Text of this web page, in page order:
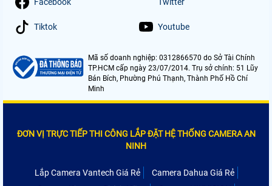
Tiktok Youtube
Mã số doanh nghiệp: 0312866570 do Sở Tài Chính
TP.HCM cấp ngày 23/07/2014. Trụ sở chính: 51 Lũy
Bán Bích, Phường Phú Thạnh, Thành Phố Hồ Chí
Minh
ĐƠN VỊ TRỰC TIẾP THI CÔNG LẮP ĐẶT HỆ THỐNG CAMERA AN
NINH
Lắp Camera Vantech Giá Rẻ
Camera Dahua Giá Rẻ